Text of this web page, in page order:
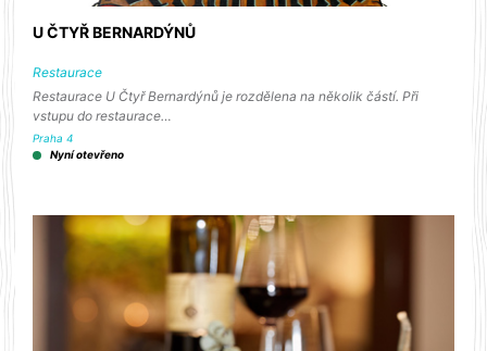
U ČTYŘ BERNARDÝNŮ
Restaurace
Restaurace U Čtyř Bernardýnů je rozdělena na několik částí. Při
vstupu do restaurace…
Praha 4
Nyní otevřeno